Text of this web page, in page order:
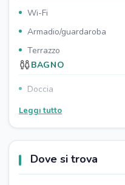
Wi-Fi
Armadio/guardaroba
Terrazzo
BAGNO
Doccia
Asciugamani a pagamento
Porto nelle vicinanze
Leggi tutto
Dove si trova